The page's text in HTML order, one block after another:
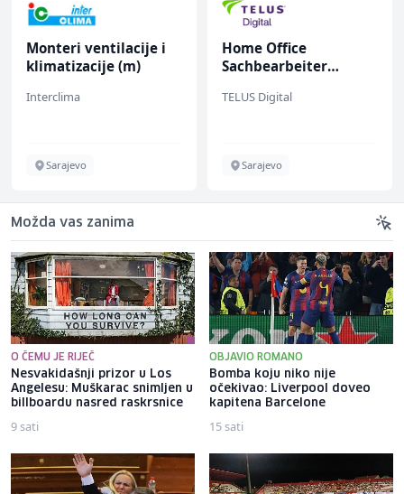
Monteri ventilacije i
klimatizacije (m)
Interclima
Sarajevo
Home Office
Sachbearbeiter
bekannten deutschen
TELUS Digital
Sarajevo
Možda vas zanima
O ČEMU JE RIJEČ
Nesvakidašnji prizor u Los
Angelesu: Muškarac snimljen u
billboardu nasred raskrsnice
9 sati
OBJAVIO ROMANO
Bomba koju niko nije
očekivao: Liverpool doveo
kapitena Barcelone
15 sati